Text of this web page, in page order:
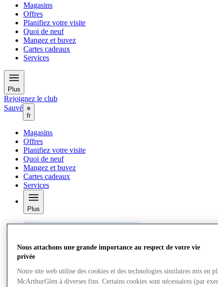
Magasins
Offres
Planifiez votre visite
Quoi de neuf
Mangez et buvez
Cartes cadeaux
Services
Plus
Rejoignez le club
Sauvé
fr
Magasins
Offres
Planifiez votre visite
Quoi de neuf
Mangez et buvez
Cartes cadeaux
Services
Plus
Nous attachons une grande importance au respect de votre vie
privée
Notre site web utilise des cookies et des technologies similaires mis en
McArthurGlen à diverses fins. Certains cookies sont nécessaires (par